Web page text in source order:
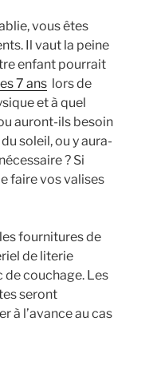
vous êtes
Il vaut la peine
enfant pourrait
7 ans lors de
et à quel
auront-ils besoin
soleil, ou y aura-
? Si
faire vos valises
fournitures de
de literie
couchage. Les
seront
à l’avance au cas